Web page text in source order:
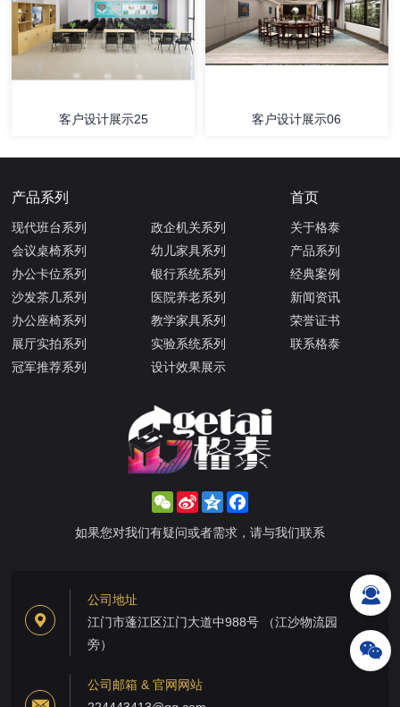
客户设计展示25 客户设计展示06
产品系列
现代班台系列
会议桌椅系列
办公卡位系列
沙发茶几系列
办公座椅系列
展厅实拍系列
冠军推荐系列
政企机关系列
幼儿家具系列
银行系统系列
医院养老系列
教学家具系列
实验系统系列
设计效果展示
首页
关于格泰
产品系列
经典案例
新闻资讯
荣誉证书
联系格泰
WeChat
Sina
Weibo
Qzone
如果您对我们有疑问或者需求，请与我们联系
公司地址
江门市蓬江区江门大道中988号 （江沙物流园
旁）
公司邮箱 & 官网网站